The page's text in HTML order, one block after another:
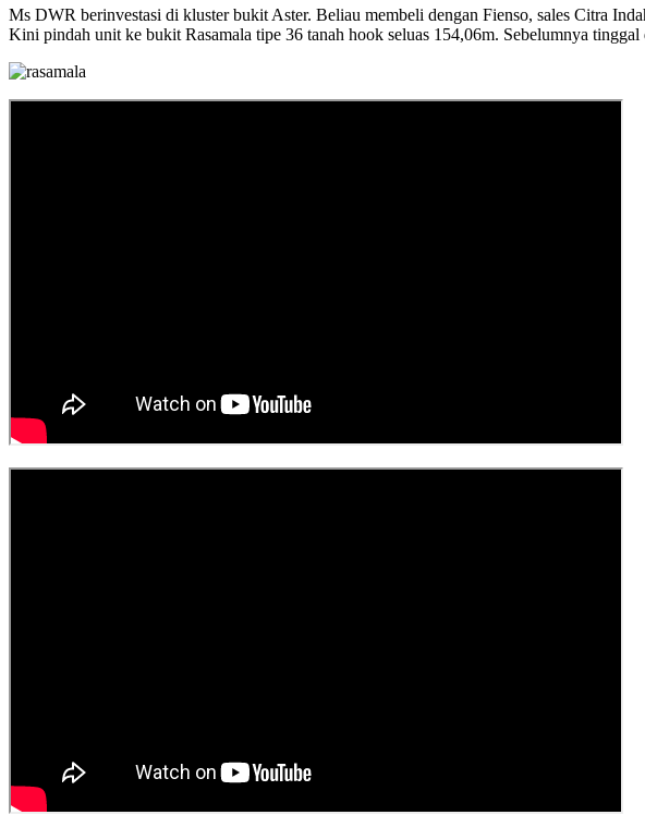
Ms DWR berinvestasi di kluster bukit Aster. Beliau membeli dengan Fienso, sales Citra
Kini pindah unit ke bukit Rasamala tipe 36 tanah hook seluas 154,06m. Sebelumnya